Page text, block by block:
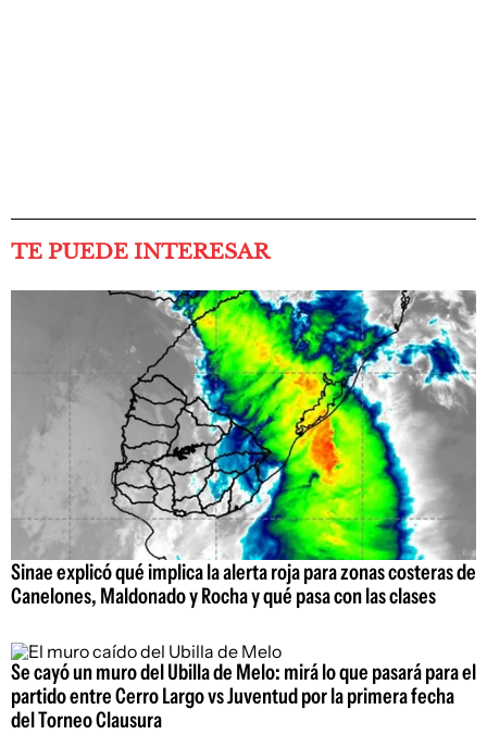
TE PUEDE INTERESAR
Sinae explicó qué implica la alerta roja para zonas costeras de
Canelones, Maldonado y Rocha y qué pasa con las clases
Se cayó un muro del Ubilla de Melo: mirá lo que pasará para el
partido entre Cerro Largo vs Juventud por la primera fecha
del Torneo Clausura